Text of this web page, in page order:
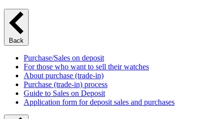
Back
Purchase/Sales on deposit
For those who want to sell their watches
About purchase (trade-in)
Purchase (trade-in) process
Guide to Sales on Deposit
Application form for deposit sales and purchases